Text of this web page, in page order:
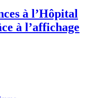
à l’Hôpital
à l’affichage